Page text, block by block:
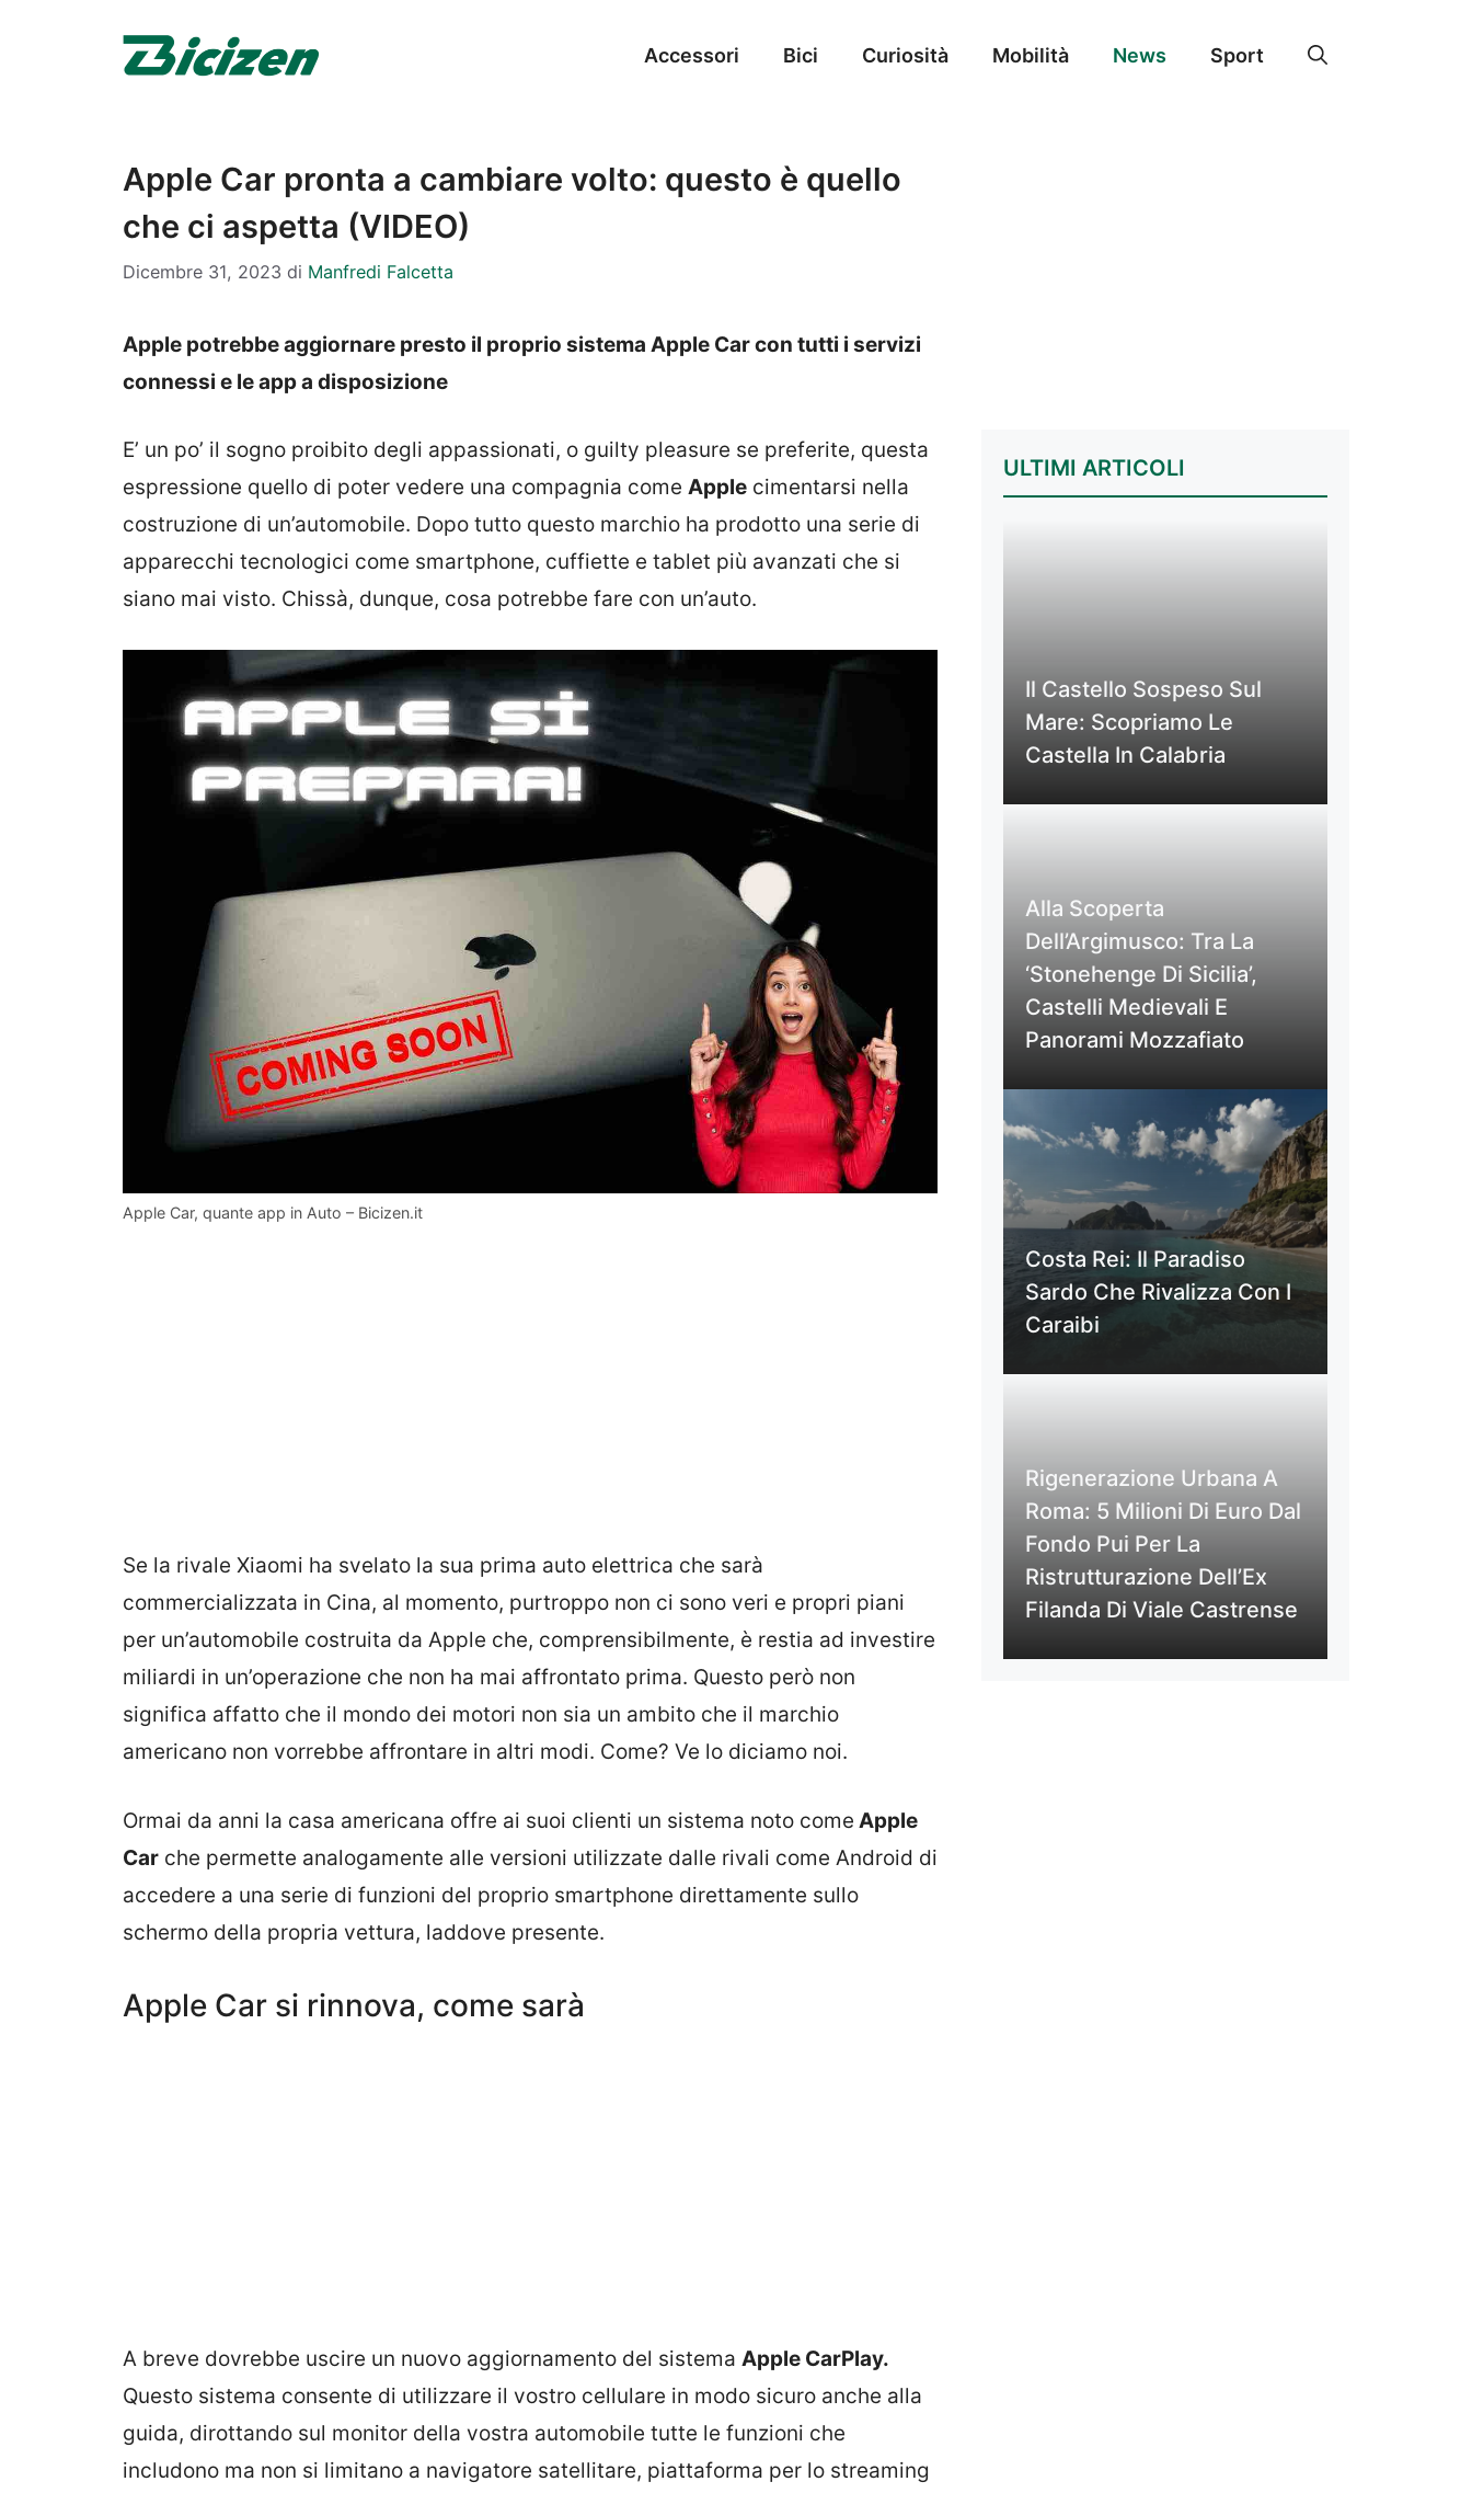
Accessori Bici Curiosità Mobilità News Sport
Apple Car pronta a cambiare volto: questo è quello
che ci aspetta (VIDEO)
Dicembre 31, 2023 di Manfredi Falcetta
Apple potrebbe aggiornare presto il proprio sistema Apple Car con tutti i servizi
connessi e le app a disposizione
E’ un po’ il sogno proibito degli appassionati, o guilty pleasure se preferite, questa
espressione quello di poter vedere una compagnia come Apple cimentarsi nella
costruzione di un’automobile. Dopo tutto questo marchio ha prodotto una serie di
apparecchi tecnologici come smartphone, cuffiette e tablet più avanzati che si
siano mai visto. Chissà, dunque, cosa potrebbe fare con un’auto.
Apple Car, quante app in Auto – Bicizen.it
Se la rivale Xiaomi ha svelato la sua prima auto elettrica che sarà
commercializzata in Cina, al momento, purtroppo non ci sono veri e propri piani
per un’automobile costruita da Apple che, comprensibilmente, è restia ad investire
miliardi in un’operazione che non ha mai affrontato prima. Questo però non
significa affatto che il mondo dei motori non sia un ambito che il marchio
americano non vorrebbe affrontare in altri modi. Come? Ve lo diciamo noi.
Ormai da anni la casa americana offre ai suoi clienti un sistema noto come Apple
Car che permette analogamente alle versioni utilizzate dalle rivali come Android di
accedere a una serie di funzioni del proprio smartphone direttamente sullo
schermo della propria vettura, laddove presente.
Apple Car si rinnova, come sarà
A breve dovrebbe uscire un nuovo aggiornamento del sistema Apple CarPlay.
Questo sistema consente di utilizzare il vostro cellulare in modo sicuro anche alla
guida, dirottando sul monitor della vostra automobile tutte le funzioni che
includono ma non si limitano a navigatore satellitare, piattaforma per lo streaming
ULTIMI ARTICOLI
Il Castello Sospeso Sul
Mare: Scopriamo Le
Castella In Calabria
Alla Scoperta
Dell’Argimusco: Tra La
‘Stonehenge Di Sicilia’,
Castelli Medievali E
Panorami Mozzafiato
Costa Rei: Il Paradiso
Sardo Che Rivalizza Con I
Caraibi
Rigenerazione Urbana A
Roma: 5 Milioni Di Euro Dal
Fondo Pui Per La
Ristrutturazione Dell’Ex
Filanda Di Viale Castrense